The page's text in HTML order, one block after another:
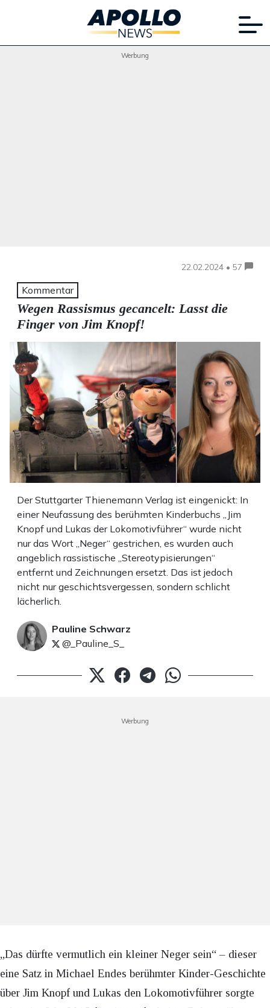
Werbung
22.02.2024 • 57
Kommentar
Wegen Rassismus gecancelt: Lasst die
Finger von Jim Knopf!
Der Stuttgarter Thienemann Verlag ist eingenickt: In
einer Neufassung des berühmten Kinderbuchs „Jim
Knopf und Lukas der Lokomotivführer“ wurde nicht
nur das Wort „Neger“ gestrichen, es wurden auch
angeblich rassistische „Stereotypisierungen“
entfernt und Zeichnungen ersetzt. Das ist jedoch
nicht nur geschichtsvergessen, sondern schlicht
lächerlich.
Pauline Schwarz
@_Pauline_S_
Werbung
„Das dürfte vermutlich ein kleiner Neger sein“ – dieser
eine Satz in Michael Endes berühmter Kinder-Geschichte
über Jim Knopf und Lukas den Lokomotivführer sorgte